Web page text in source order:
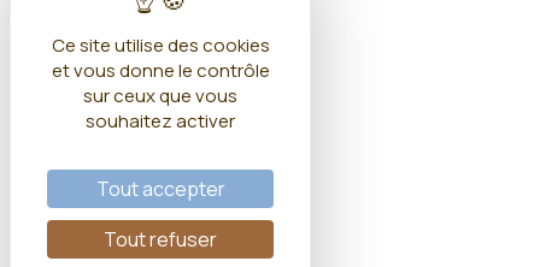
Ce site utilise des cookies
et vous donne le contrôle
sur ceux que vous
souhaitez activer
Tout accepter
Tout refuser